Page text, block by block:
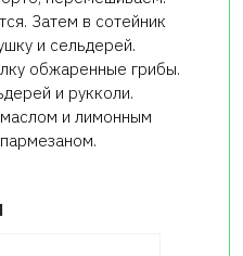
Затем в сотейник
и сельдерей.
обжаренные грибы.
и рукколи.
и лимонным